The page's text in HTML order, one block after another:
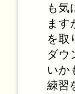
も気
ます
を取
ダウ
いか
練習